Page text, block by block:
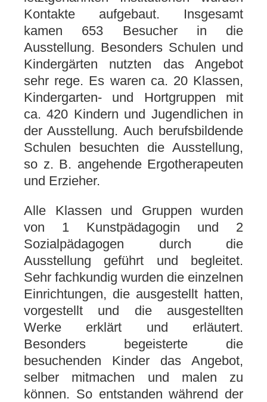
Kontakte aufgebaut. Insgesamt
kamen 653 Besucher in die
Ausstellung. Besonders Schulen und
Kindergärten nutzten das Angebot
sehr rege. Es waren ca. 20 Klassen,
Kindergarten- und Hortgruppen mit
ca. 420 Kindern und Jugendlichen in
der Ausstellung. Auch berufsbildende
Schulen besuchten die Ausstellung,
so z. B. angehende Ergotherapeuten
und Erzieher.
Alle Klassen und Gruppen wurden
von 1 Kunstpädagogin und 2
Sozialpädagogen durch die
Ausstellung geführt und begleitet.
Sehr fachkundig wurden die einzelnen
Einrichtungen, die ausgestellt hatten,
vorgestellt und die ausgestellten
Werke erklärt und erläutert.
Besonders begeisterte die
besuchenden Kinder das Angebot,
selber mitmachen und malen zu
können. So entstanden während der